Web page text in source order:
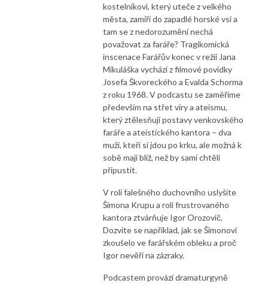
kostelníkovi, který uteče z velkého
města, zamíří do zapadlé horské vsi a
tam se z nedorozumění nechá
považovat za faráře? Tragikomická
inscenace Farářův konec v režii Jana
Mikuláška vychází z filmové povídky
Josefa Škvoreckého a Evalda Schorma
z roku 1968. V podcastu se zaměříme
především na střet víry a ateismu,
který ztělesňují postavy venkovského
faráře a ateistického kantora – dva
muži, kteří si jdou po krku, ale možná k
sobě mají blíž, než by sami chtěli
připustit.
V roli falešného duchovního uslyšíte
Šimona Krupu a roli frustrovaného
kantora ztvárňuje Igor Orozovič.
Dozvíte se například, jak se Šimonovi
zkoušelo ve farářském obleku a proč
Igor nevěří na zázraky.
Podcastem provází dramaturgyně